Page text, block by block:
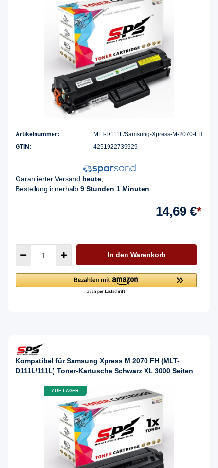
Artikelnummer:
MLT-D111L/Samsung-Xpress-M-2070-FH
GTIN:
4251922739929
Garantierter Versand heute
Bestellung innerhalb 9 Stunden 1 Minuten
14,69 €*
In den Warenkorb
Kompatibel für Samsung Xpress M 2070 FH (MLT-
D111L/111L) Toner-Kartusche Schwarz XL 3000 Seiten
AUF LAGER